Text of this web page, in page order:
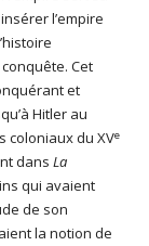
l’empire
Cet
et
Hitler au
coloniaux du XVe
dans La
qui avaient
de son
la notion de